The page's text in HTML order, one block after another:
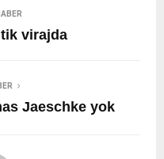
virajda
Jaeschke yok